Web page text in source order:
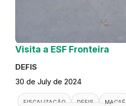
Visita a ESF Fronteira
DEFIS
30 de July de 2024
FISCALIZAÇÃO DEFIS
MACAÉ